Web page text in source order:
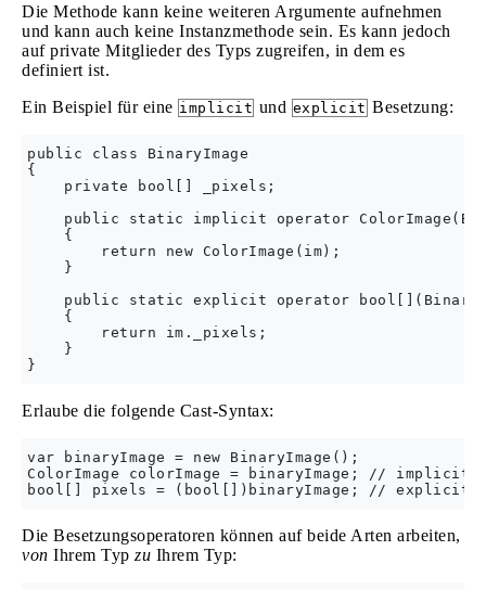
Die Methode kann keine weiteren Argumente aufnehmen
und kann auch keine Instanzmethode sein. Es kann jedoch
auf private Mitglieder des Typs zugreifen, in dem es
definiert ist.
Ein Beispiel für eine implicit und explicit Besetzung:
public class BinaryImage
{
    private bool[] _pixels;
public static implicit operator
    {
        return new ColorImage(im);
    }
public static explicit operator
    {
        return im._pixels;
    }
Erlaube die folgende Cast-Syntax:
var binaryImage = new BinaryImage();
ColorImage colorImage = binaryImage; //
Die Besetzungsoperatoren können auf beide Arten arbeiten,
von Ihrem Typ zu Ihrem Typ: